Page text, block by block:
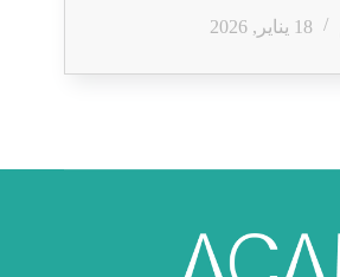
18 يناير, 2026